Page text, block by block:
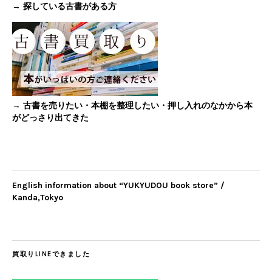
→ 探している古書がある方
→ 古書を売りたい・本棚を整理したい・押し入れのなかから本
がどっさり出てきた
English information about “YUKYUDOU book store” /
Kanda,Tokyo
買取りLINEできました